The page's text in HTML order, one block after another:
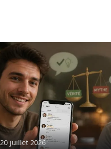
20 juillet 2026